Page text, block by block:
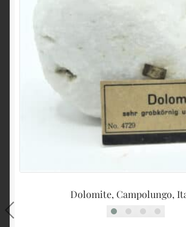
Dolomite, Campolungo,